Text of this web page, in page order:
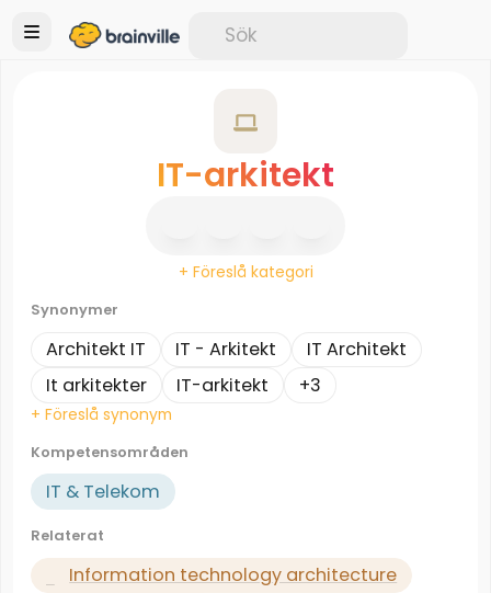
IT-arkitekt
+ Föreslå kategori
Synonymer
Architekt IT IT - Arkitekt
IT Architekt
It arkitekter
IT-arkitekt +3
+ Föreslå synonym
Kompetensområden
IT & Telekom
Relaterat
Information technology architecture